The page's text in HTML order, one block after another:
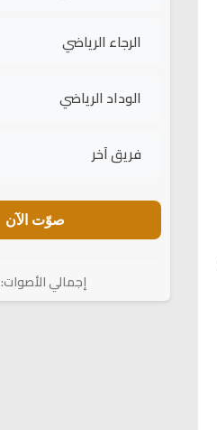
الرجاء الرياضي
الوداد الرياضي
فريق آخر
صوّت الآن
إجمالي الأصوات: 73